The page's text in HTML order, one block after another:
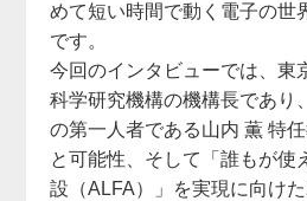
めて短い時間で動く電子の世
です。
今回のインタビューでは、東
科学研究機構の機構長であり
の第一人者である山内 薫 特
と可能性、そして「誰もが使
設（ALFA）」を実現に向け